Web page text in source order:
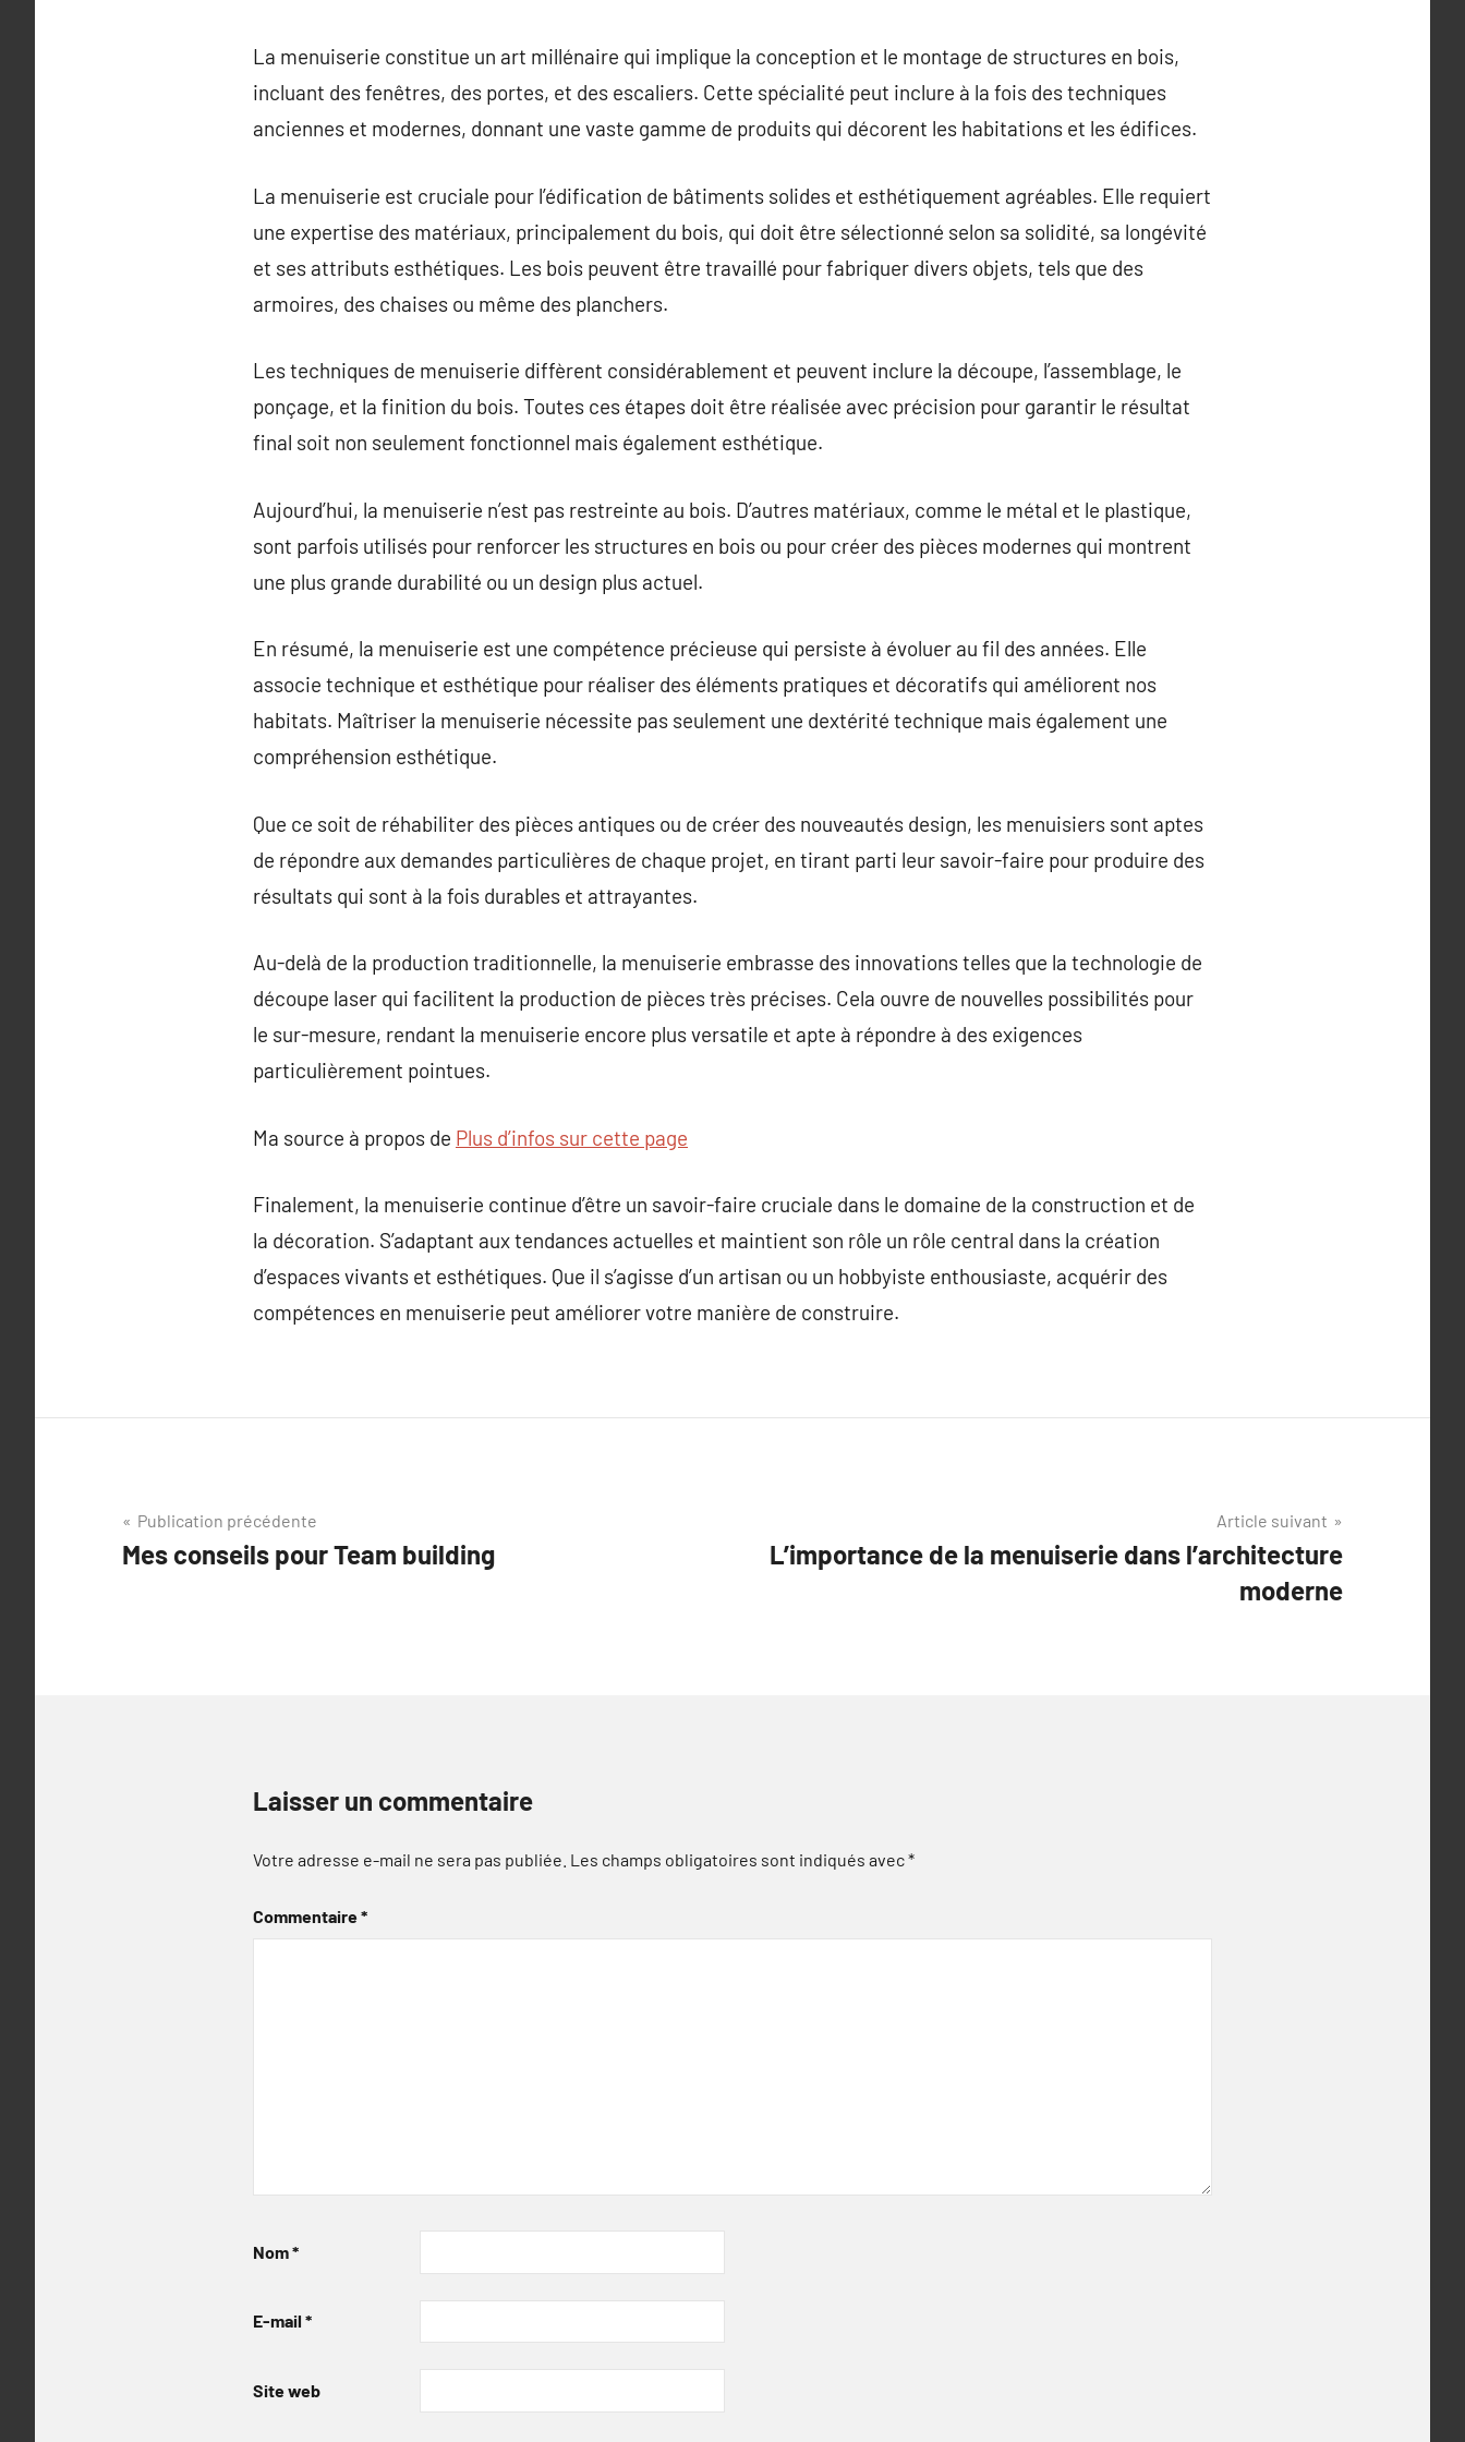
La menuiserie constitue un art millénaire qui implique la conception et le montage de structures en bois,
incluant des fenêtres, des portes, et des escaliers. Cette spécialité peut inclure à la fois des techniques
anciennes et modernes, donnant une vaste gamme de produits qui décorent les habitations et les édifices.
La menuiserie est cruciale pour l’édification de bâtiments solides et esthétiquement agréables. Elle requiert
une expertise des matériaux, principalement du bois, qui doit être sélectionné selon sa solidité, sa longévité
et ses attributs esthétiques. Les bois peuvent être travaillé pour fabriquer divers objets, tels que des
armoires, des chaises ou même des planchers.
Les techniques de menuiserie diffèrent considérablement et peuvent inclure la découpe, l’assemblage, le
ponçage, et la finition du bois. Toutes ces étapes doit être réalisée avec précision pour garantir le résultat
final soit non seulement fonctionnel mais également esthétique.
Aujourd’hui, la menuiserie n’est pas restreinte au bois. D’autres matériaux, comme le métal et le plastique,
sont parfois utilisés pour renforcer les structures en bois ou pour créer des pièces modernes qui montrent
une plus grande durabilité ou un design plus actuel.
En résumé, la menuiserie est une compétence précieuse qui persiste à évoluer au fil des années. Elle
associe technique et esthétique pour réaliser des éléments pratiques et décoratifs qui améliorent nos
habitats. Maîtriser la menuiserie nécessite pas seulement une dextérité technique mais également une
compréhension esthétique.
Que ce soit de réhabiliter des pièces antiques ou de créer des nouveautés design, les menuisiers sont aptes
de répondre aux demandes particulières de chaque projet, en tirant parti leur savoir-faire pour produire des
résultats qui sont à la fois durables et attrayantes.
Au-delà de la production traditionnelle, la menuiserie embrasse des innovations telles que la technologie de
découpe laser qui facilitent la production de pièces très précises. Cela ouvre de nouvelles possibilités pour
le sur-mesure, rendant la menuiserie encore plus versatile et apte à répondre à des exigences
particulièrement pointues.
Ma source à propos de Plus d’infos sur cette page
Finalement, la menuiserie continue d’être un savoir-faire cruciale dans le domaine de la construction et de
la décoration. S’adaptant aux tendances actuelles et maintient son rôle un rôle central dans la création
d’espaces vivants et esthétiques. Que il s’agisse d’un artisan ou un hobbyiste enthousiaste, acquérir des
compétences en menuiserie peut améliorer votre manière de construire.
Navigation
de
Publication précédente
Mes conseils pour Team building
Article suivant
L’importance de la menuiserie dans l’architecture
moderne
Laisser un commentaire
Votre adresse e-mail ne sera pas publiée. Les champs obligatoires sont indiqués avec*
Commentaire*
Nom*
E-mail *
Site web